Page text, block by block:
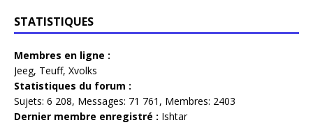
STATISTIQUES
Membres en ligne :
Jeeg, Teuff, Xvolks
Statistiques du forum :
Sujets: 6 208, Messages: 71 761, Membres: 2403
Dernier membre enregistré : Ishtar